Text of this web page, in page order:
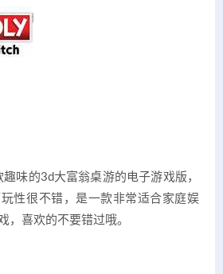
趣味的3d大富翁桌游的电子游戏版，
性很不错，是一款非常适合家庭娱
，喜欢的不要错过哦。